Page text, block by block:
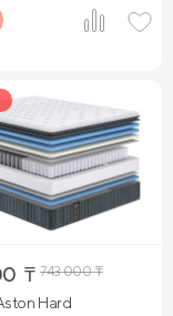
₸ 743 000₸
Hard